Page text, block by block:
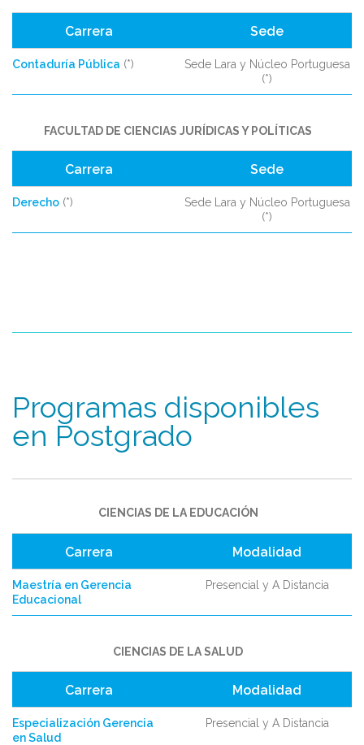
Carrera Sede
Contaduría Pública (*)
Sede Lara y Núcleo Portuguesa
(*)
FACULTAD DE CIENCIAS JURÍDICAS Y POLÍTICAS
Carrera Sede
Derecho (*)
Sede Lara y Núcleo Portuguesa
(*)
Programas disponibles
en Postgrado
CIENCIAS DE LA EDUCACIÓN
Carrera Modalidad
Maestría en Gerencia
Educacional
Presencial y A Distancia
CIENCIAS DE LA SALUD
Carrera Modalidad
Especialización Gerencia
en Salud
Presencial y A Distancia